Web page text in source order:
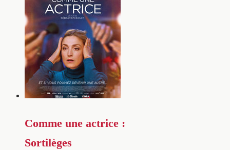
Comme une actrice :
Sortilèges